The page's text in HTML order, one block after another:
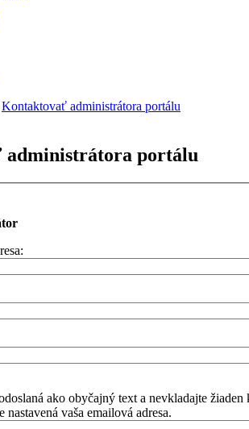
Kontaktovať administrátora portálu
portálu
ako obyčajný text a nevkladajte
nastavená vaša emailová adresa.